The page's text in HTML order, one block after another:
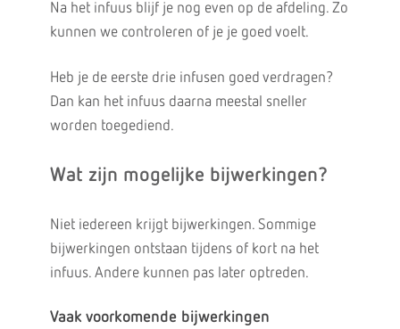
Na het infuus blijf je nog even op de afdeling. Zo
kunnen we controleren of je je goed voelt.
Heb je de eerste drie infusen goed verdragen?
Dan kan het infuus daarna meestal sneller
worden toegediend.
Wat zijn mogelijke bijwerkingen?
Niet iedereen krijgt bijwerkingen. Sommige
bijwerkingen ontstaan tijdens of kort na het
infuus. Andere kunnen pas later optreden.
Vaak voorkomende bijwerkingen